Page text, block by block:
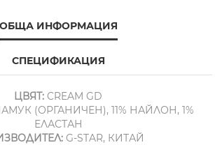
ОБЩА ИНФОРМАЦИЯ
СПЕЦИФИКАЦИЯ
ЦВЯТ: CREAM GD
(ОРГАНИЧЕН), 11% НАЙЛОН, 1%
ЕЛАСТАН
G-STAR, КИТАЙ